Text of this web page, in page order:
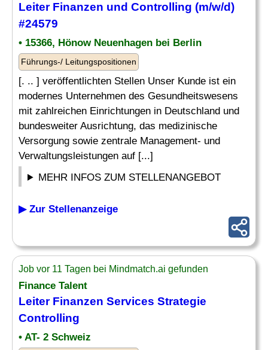
LeiterFinanzen und Controlling (m/w/d)
#24579
• 15366, Hönow Neuenhagen bei Berlin
Führungs-/ Leitungspositionen
[. .. ] veröffentlichten Stellen Unser Kunde ist ein
modernes Unternehmen des Gesundheitswesens
mit zahlreichen Einrichtungen in Deutschland und
bundesweiter Ausrichtung, das medizinische
Versorgung sowie zentrale Management- und
Verwaltungsleistungen auf [...]
MEHR INFOS ZUM STELLENANGEBOT
▶ Zur Stellenanzeige
Job vor 11 Tagen bei Mindmatch.ai gefunden
Finance Talent
LeiterFinanzen Services Strategie
Controlling
• AT- 2 Schweiz